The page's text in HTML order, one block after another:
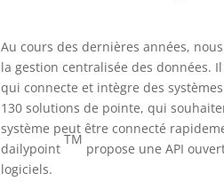
Au cours des dernières années,
la gestion centralisée des données.
qui connecte et intègre des
130 solutions de pointe, qui
système peut être connecté
dailypoint
TM
propose une API
logiciels.